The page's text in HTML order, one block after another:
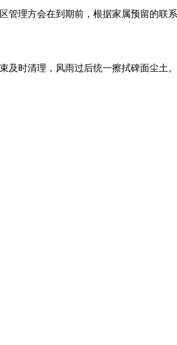
理方会在到期前，根据家属预留的联
时清理，风雨过后统一擦拭碑面尘土